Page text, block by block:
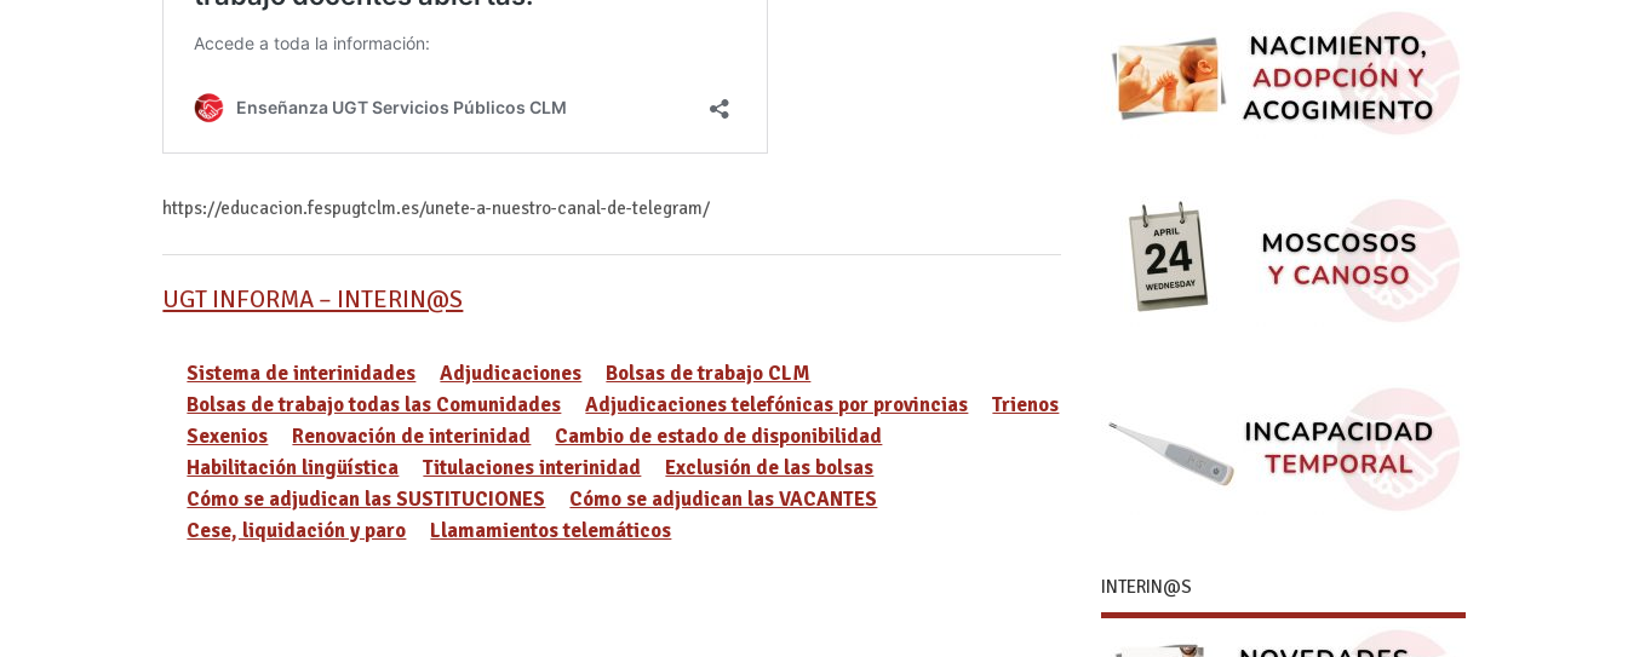
https://educacion.fespugtclm.es/unete-a-nuestro-canal-de-telegram/
UGT INFORMA – INTERIN@S
Sistema de interinidades Adjudicaciones
Bolsas de trabajo CLM
Bolsas de trabajo todas las Comunidades
Adjudicaciones telefónicas por provincias
Trienos
Sexenios
Renovación de interinidad
Cambio de estado de disponibilidad
Habilitación lingüística
Titulaciones interinidad
Exclusión de las bolsas
Cómo se adjudican las SUSTITUCIONES
Cómo se adjudican las VACANTES
Cese, liquidación y paro
Llamamientos telemáticos
INTERIN@S